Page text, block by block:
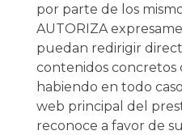
por parte de los
AUTORIZA
puedan redirigir
contenidos concretos
habiendo en todo
web principal del
reconoce a favor de